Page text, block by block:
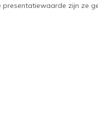
presentatiewaarde zijn ze